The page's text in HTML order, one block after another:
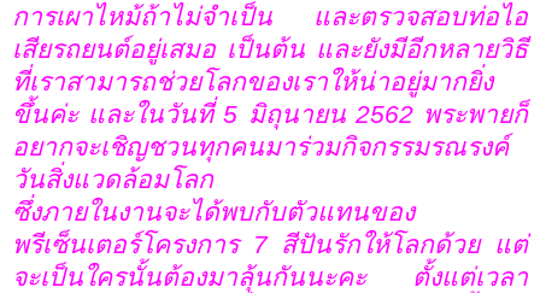
การเผาไหม้ถ้าไม่จำเป็น และตรวจสอบท่อไอ
เสียรถยนต์อยู่เสมอ เป็นต้น และยังมีอีกหลายวิธี
ที่เราสามารถช่วยโลกของเราให้น่าอยู่มากยิ่ง
ขึ้นค่ะ และในวันที่5 มิถุนายน 2562 พระพายก็
อยากจะเชิญชวนทุกคนมาร่วมกิจกรรมรณรงค์
วันสิ่งแวดล้อมโลก
ซึ่งภายในงานจะได้พบกับตัวแทนของ
พรีเซ็นเตอร์โครงการ 7 สีปันรักให้โลกด้วย แต่
จะเป็นใครนั้นต้องมาลุ้นกันนะคะ ตั้งแต่เวลา